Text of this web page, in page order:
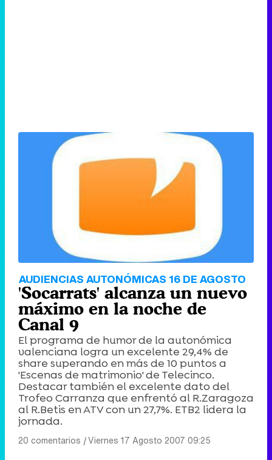
AUDIENCIAS AUTONÓMICAS 16 DE AGOSTO
'Socarrats' alcanza un nuevo
máximo en la noche de
Canal 9
El programa de humor de la autonómica
valenciana logra un excelente 29,4% de
share superando en más de 10 puntos a
'Escenas de matrimonio' de Telecinco.
Destacar también el excelente dato del
Trofeo Carranza que enfrentó al R.Zaragoza
al R.Betis en ATV con un 27,7%. ETB2 lidera la
jornada.
20 comentarios |Viernes 17 Agosto 2007 09:25